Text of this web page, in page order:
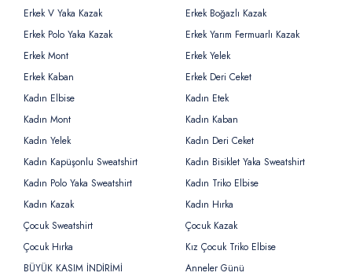
Erkek V Yaka Kazak
Erkek Boğazlı Kazak
Erkek Polo Yaka Kazak
Erkek Yarım Fermuarlı Kazak
Erkek Mont
Erkek Yelek
Erkek Kaban
Erkek Deri Ceket
Kadın Elbise
Kadın Etek
Kadın Mont
Kadın Kaban
Kadın Yelek
Kadın Deri Ceket
Kadın Kapüşonlu Sweatshirt
Kadın Bisiklet Yaka Sweatshirt
Kadın Polo Yaka Sweatshirt
Kadın Triko Elbise
Kadın Kazak
Kadın Hırka
Çocuk Sweatshirt
Çocuk Kazak
Çocuk Hırka
Kız Çocuk Triko Elbise
BÜYÜK KASIM İNDİRİMİ
Anneler Günü